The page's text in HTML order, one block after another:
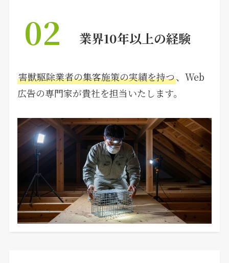
02 業界10年以上の経験
害獣駆除業者の集客施策の実績を持つ、Web
広告の専門家が貴社を担当いたします。